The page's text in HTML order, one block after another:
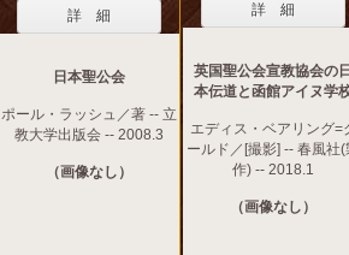
詳 細
日本聖公会
ポール・ラッシュ／著 -- 立
教大学出版会 -- 2008.3
（画像なし）
詳 細
英国聖公会宣教協会の
本伝道と函館アイヌ学
エディス・ベアリング=
ールド／[撮影] -- 春風社(
作) -- 2018.1
（画像なし）